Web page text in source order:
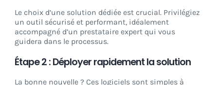
Le choix d’une solution dédiée est crucial. Privilégiez
un outil sécurisé et performant, idéalement
accompagné d’un prestataire expert qui vous
guidera dans le processus.
Étape 2 : Déployer rapidement la solution
La bonne nouvelle ? Ces logiciels sont simples à